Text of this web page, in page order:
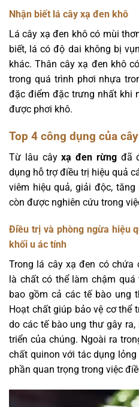
Nhận biết lá cây xạ đen khô
Lá cây xạ đen khô có mùi
biết, lá có độ dai không bị
khác. Thân cây xạ đen khô
trong quá trình phơi nhựa
đặc điểm đặc trưng nhất khi
được phơi khô.
Top 4 công dụng của
Từ lâu câyxạ đen rừngđã
dụng hỗ trợ điều trị hiệu quả
viêm hiệu quả, giải độc,
còn được nghiên cứu trong
Điều trị và phòng ngừa hiệu
khối u ác tính
Trong lá cây xạ đen có chứa
là chất có thể làm chậm
bao gồm cả các tế bào ung
Hoạt chất giúp bảo vệ cơ thể
do các tế bào ung thư gây
triển của chúng. Ngoài ra
chất quinon với tác dụng
phần quan trọng trong việc